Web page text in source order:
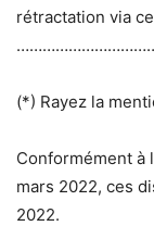
rétractation via
(*) Rayez la
Conformément à
mars 2022, ces
2022.